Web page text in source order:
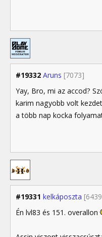
#19332 Aruns [7073]
Yay, Bro, mi az accod?
karim nagyobb volt
a több nap kocka
#19331 kelkáposzta
Én lvl83 és 151. overallon